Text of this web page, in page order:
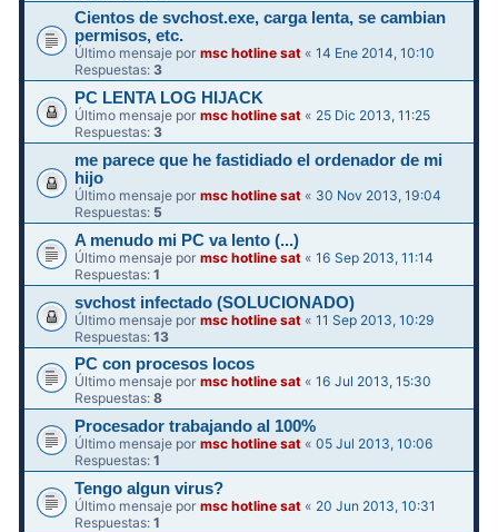
Cientos de svchost.exe, carga lenta, se cambian
permisos, etc.
Último mensaje pormsc hotline sat «14 Ene 2014, 10:10
Respuestas: 3
PC LENTA LOG HIJACK
Último mensaje pormsc hotline sat « 25 Dic 2013, 11:25
Respuestas:3
me parece que he fastidiado el ordenador de mi
hijo
Último mensaje pormsc hotline sat « 30 Nov 2013, 19:04
Respuestas: 5
A menudo mi PC va lento (...)
Último mensaje pormsc hotline sat «16 Sep 2013, 11:14
Respuestas:1
svchost infectado (SOLUCIONADO)
Último mensaje pormsc hotline sat «11 Sep 2013, 10:29
Respuestas:13
PC con procesos locos
Último mensaje pormsc hotline sat «16 Jul 2013, 15:30
Respuestas:8
Procesador trabajando al 100%
Último mensaje pormsc hotline sat «05 Jul 2013, 10:06
Respuestas:1
Tengo algun virus?
Último mensaje pormsc hotline sat « 20 Jun 2013, 10:31
Respuestas:1